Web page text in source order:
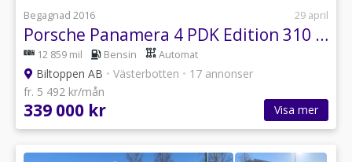
Begagnad 2016 29 april
Porsche Panamera 4 PDK Edition 310 hk P-Värmare / Bose / Sport Chrono
12 859 mil Bensin Automat
Biltoppen AB • Västerbotten • 17 annonser
fr. 5 492 kr/mån
339 000 kr Visa mer